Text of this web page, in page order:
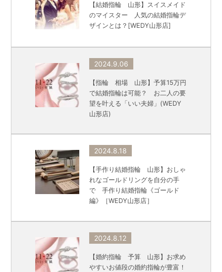
【結婚指輪 山形】スイスメイド
のマイスター 人気の結婚指輪デ
ザインとは？[WEDY山形店]
2024.9.06
【指輪 相場 山形】予算15万円
で結婚指輪は可能？ お二人の要
望を叶える「いい夫婦」(WEDY
山形店)
2024.8.18
【手作り結婚指輪 山形】おしゃ
れなゴールドリングを自分の手
で 手作り結婚指輪《ゴールド
編》［WEDY山形店］
2024.8.12
【婚約指輪 予算 山形】お求め
やすいお値段の婚約指輪が豊富！